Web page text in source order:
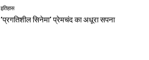
इतिहास
‘प्रगतिशील सिनेमा’ प्रेमचंद का अधूरा सपना